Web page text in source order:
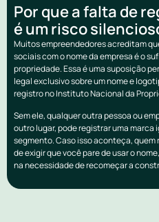
Por que a falta de
é um risco
Muitos empreendedores acreditam
sociais com o nome da empresa é o
propriedade. Essa é uma suposição
legal exclusivo sobre um nome e
registro no Instituto Nacional da
Sem ele, qualquer outra pessoa ou
outro lugar, pode registrar uma marca
segmento. Caso isso aconteça,
de exigir que você pare de usar o
na necessidade de recomeçar a